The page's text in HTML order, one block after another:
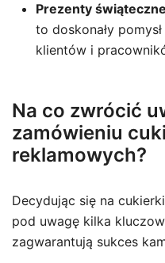
Prezenty
to doskonały
klientów i
Na co zwrócić
zamówieniu
reklamowych?
Decydując się na
pod uwagę kilka
zagwarantują sukces